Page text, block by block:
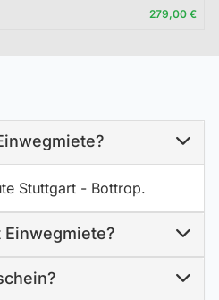
279,00 €
Stuttgart - Bottrop.